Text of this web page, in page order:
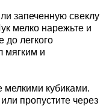
запеченную свеклу
мелко нарежьте и
до легкого
мягким и
кубиками.
пропустите через